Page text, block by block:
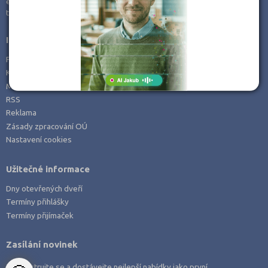
Zemědělské a ekologické
tel:
+420 606 411 115
Informace
Prohlášení o přístupnosti
Kontakt
Mapa serveru
RSS
Reklama
Zásady zpracování OÚ
Nastavení cookies
Užitečné informace
Dny otevřených dveří
Termíny přihlášky
Termíny přijímaček
Zasílání novinek